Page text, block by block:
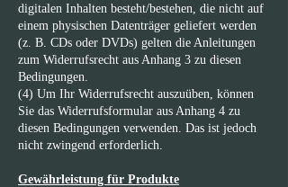
digitalen Inhalten besteht/bestehen, die nicht auf
einem physischen Datenträger geliefert werden
(z. B. CDs oder DVDs) gelten die Anleitungen
zum Widerrufsrecht aus Anhang 3 zu diesen
Bedingungen.
(4) Um Ihr Widerrufsrecht auszuüben, können
Sie das Widerrufsformular aus Anhang 4 zu
diesen Bedingungen verwenden. Das ist jedoch
nicht zwingend erforderlich.
Gewährleistung für Produkte